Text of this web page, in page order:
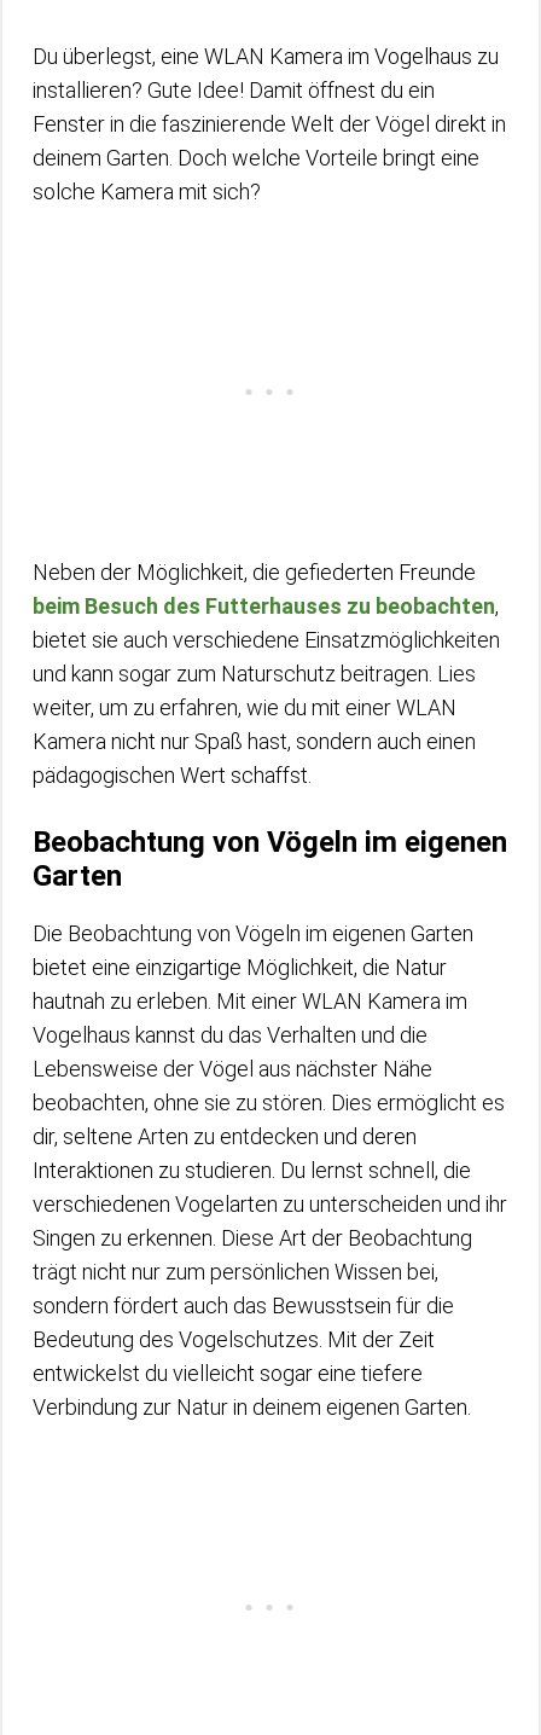
Du überlegst, eine WLAN Kamera im Vogelhaus zu
installieren? Gute Idee! Damit öffnest du ein
Fenster in die faszinierende Welt der Vögel direkt in
deinem Garten. Doch welche Vorteile bringt eine
solche Kamera mit sich?
Neben der Möglichkeit, die gefiederten Freunde
beim Besuch des Futterhauses zu beobachten,
bietet sie auch verschiedene Einsatzmöglichkeiten
und kann sogar zum Naturschutz beitragen. Lies
weiter, um zu erfahren, wie du mit einer WLAN
Kamera nicht nur Spaß hast, sondern auch einen
pädagogischen Wert schaffst.
Beobachtung von Vögeln im eigenen
Garten
Die Beobachtung von Vögeln im eigenen Garten
bietet eine einzigartige Möglichkeit, die Natur
hautnah zu erleben. Mit einer WLAN Kamera im
Vogelhaus kannst du das Verhalten und die
Lebensweise der Vögel aus nächster Nähe
beobachten, ohne sie zu stören. Dies ermöglicht es
dir, seltene Arten zu entdecken und deren
Interaktionen zu studieren. Du lernst schnell, die
verschiedenen Vogelarten zu unterscheiden und ihr
Singen zu erkennen. Diese Art der Beobachtung
trägt nicht nur zum persönlichen Wissen bei,
sondern fördert auch das Bewusstsein für die
Bedeutung des Vogelschutzes. Mit der Zeit
entwickelst du vielleicht sogar eine tiefere
Verbindung zur Natur in deinem eigenen Garten.